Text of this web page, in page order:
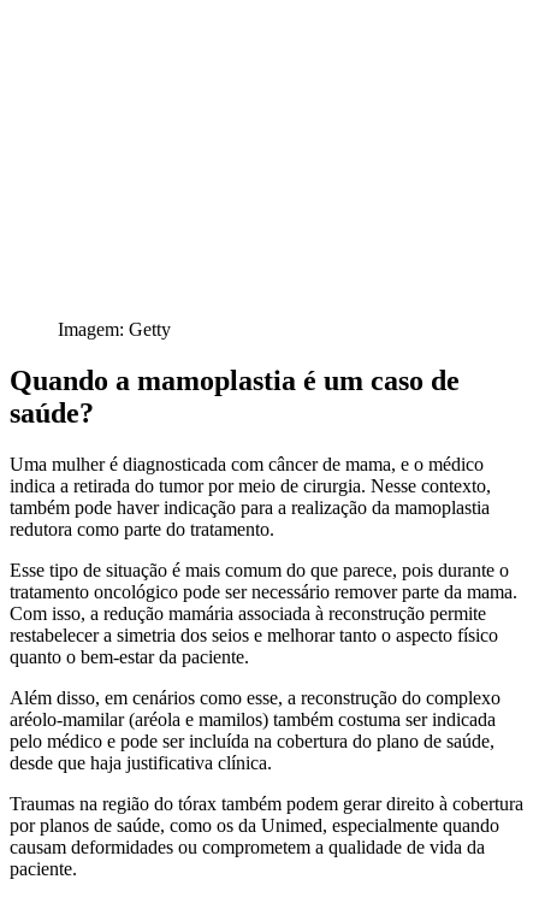
Imagem: Getty
Quando a mamoplastia é um caso de
saúde?
Uma mulher é diagnosticada com câncer de mama, e o médico
indica a retirada do tumor por meio de cirurgia. Nesse contexto,
também pode haver indicação para a realização da mamoplastia
redutora como parte do tratamento.
Esse tipo de situação é mais comum do que parece, pois durante o
tratamento oncológico pode ser necessário remover parte da mama.
Com isso, a redução mamária associada à reconstrução permite
restabelecer a simetria dos seios e melhorar tanto o aspecto físico
quanto o bem-estar da paciente.
Além disso, em cenários como esse, a reconstrução do complexo
aréolo-mamilar (aréola e mamilos) também costuma ser indicada
pelo médico e pode ser incluída na cobertura do plano de saúde,
desde que haja justificativa clínica.
Traumas na região do tórax também podem gerar direito à cobertura
por planos de saúde, como os da Unimed, especialmente quando
causam deformidades ou comprometem a qualidade de vida da
paciente.